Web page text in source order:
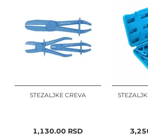
STEZALJKE CREVA
1,130.00RSD